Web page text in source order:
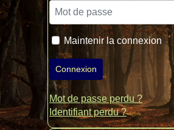
Mot de passe
Maintenir la connexion
Connexion
Mot de passe perdu ?
Identifiant perdu ?